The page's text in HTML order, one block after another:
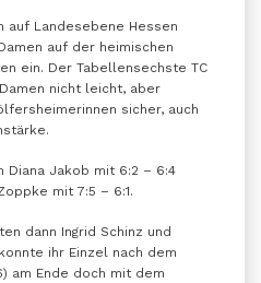
Landesebene Hessen
auf der heimischen
ein. Der Tabellensechste TC
nicht leicht, aber
sicher, auch
Diana Jakob mit 6:2 – 6:4
mit 7:5 – 6:1.
dann Ingrid Schinz und
ihr Einzel nach dem
am Ende doch mit dem